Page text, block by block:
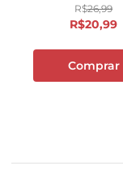
R$26,99
R$20,99
Comprar